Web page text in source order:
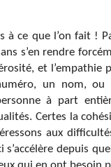
à ce que l’on fait !
s’en rendre
et l’empathie
un nom,
à part
Certes la
aux
s’accélère depuis